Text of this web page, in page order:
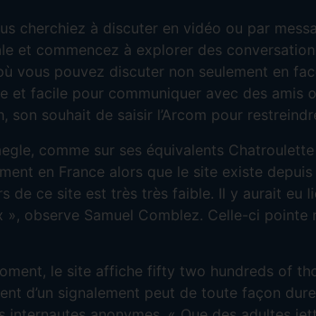
cherchiez à discuter en vidéo ou par
et commencez à explorer des
vous pouvez discuter non seulement en
et facile pour communiquer avec des amis
son souhait de saisir l’Arcom pour
comme sur ses équivalents
en France alors que le site existe
de ce site est très très faible. Il y aurait eu
», observe Samuel Comblez. Celle-ci
le site affiche fifty two hundreds of
d’un signalement peut de toute façon